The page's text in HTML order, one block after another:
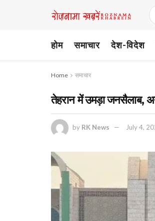
होम समाचार देश-विदेश
Home समाचार
तेहरान में उमड़ा जनसैलाब,
by RK News July 4,